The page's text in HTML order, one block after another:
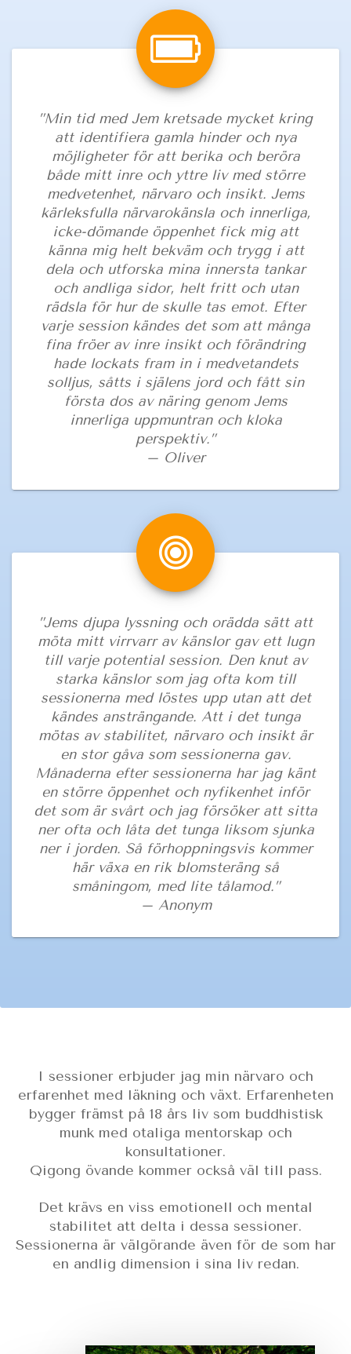
”Min tid med Jem kretsade mycket kring
att identifiera gamla hinder och nya
möjligheter för att berika och beröra
både mitt inre och yttre liv med större
medvetenhet, närvaro och insikt. Jems
kärleksfulla närvarokänsla och innerliga,
icke-dömande öppenhet fick mig att
känna mig helt bekväm och trygg i att
dela och utforska mina innersta tankar
och andliga sidor, helt fritt och utan
rädsla för hur de skulle tas emot. Efter
varje session kändes det som att många
fina fröer av inre insikt och förändring
hade lockats fram in i medvetandets
solljus, såtts i själens jord och fått sin
första dos av näring genom Jems
innerliga uppmuntran och kloka
perspektiv.”
– Oliver
”Jems djupa lyssning och orädda sätt att
möta mitt virrvarr av känslor gav ett lugn
till varje potential session. Den knut av
starka känslor som jag ofta kom till
sessionerna med löstes upp utan att det
kändes ansträngande. Att i det tunga
mötas av stabilitet, närvaro och insikt är
en stor gåva som sessionerna gav.
Månaderna efter sessionerna har jag känt
en större öppenhet och nyfikenhet inför
det som är svårt och jag försöker att sitta
ner ofta och låta det tunga liksom sjunka
ner i jorden. Så förhoppningsvis kommer
här växa en rik blomsteräng så
småningom, med lite tålamod.”
– Anonym
I sessioner erbjuder jag min närvaro och
erfarenhet med läkning och växt. Erfarenheten
bygger främst på 18 års liv som buddhistisk
munk med otaliga mentorskap och
konsultationer.
Qigong övande kommer också väl till pass.
Det krävs en viss emotionell och mental
stabilitet att delta i dessa sessioner.
Sessionerna är välgörande även för de som har
en andlig dimension i sina liv redan.